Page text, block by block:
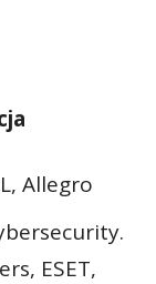
Allegro
ESET,